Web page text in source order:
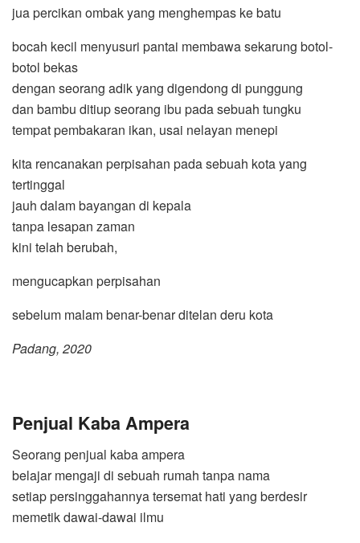
jua percikan ombak yang menghempas ke batu
bocah kecil menyusuri pantai membawa sekarung botol-
botol bekas
dengan seorang adik yang digendong di punggung
dan bambu ditiup seorang ibu pada sebuah tungku
tempat pembakaran ikan, usai nelayan menepi
kita rencanakan perpisahan pada sebuah kota yang
tertinggal
jauh dalam bayangan di kepala
tanpa lesapan zaman
kini telah berubah,
mengucapkan perpisahan
sebelum malam benar-benar ditelan deru kota
Padang, 2020
Penjual Kaba Ampera
Seorang penjual kaba ampera
belajar mengaji di sebuah rumah tanpa nama
setiap persinggahannya tersemat hati yang berdesir
memetik dawai-dawai ilmu